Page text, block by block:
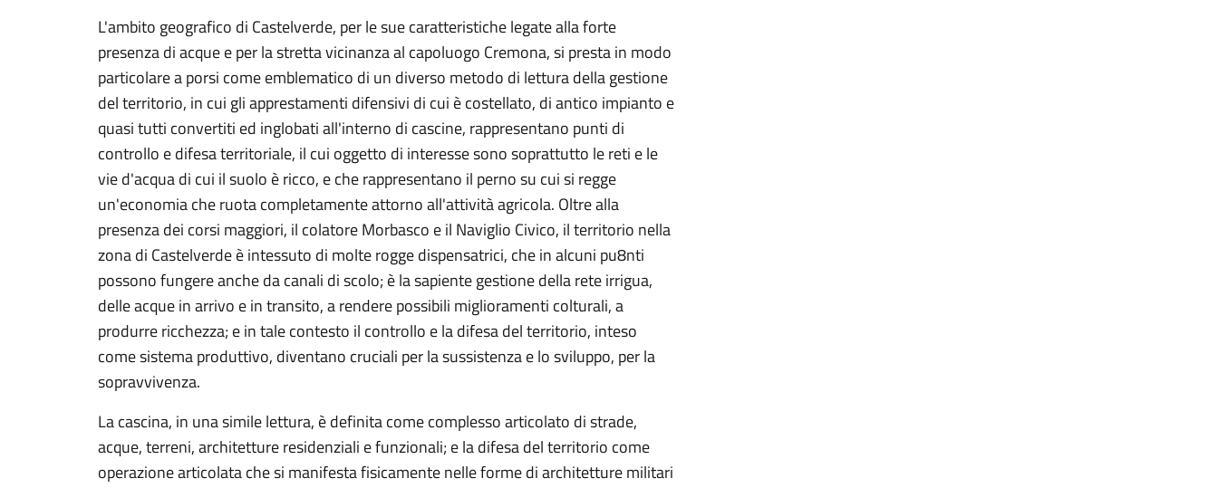
L'ambito geografico di Castelverde, per le sue caratteristiche legate alla forte
presenza di acque e per la stretta vicinanza al capoluogo Cremona, si presta in modo
particolare a porsi come emblematico di un diverso metodo di lettura della gestione
del territorio, in cui gli apprestamenti difensivi di cui è costellato, di antico impianto e
quasi tutti convertiti ed inglobati all'interno di cascine, rappresentano punti di
controllo e difesa territoriale, il cui oggetto di interesse sono soprattutto le reti e le
vie d'acqua di cui il suolo è ricco, e che rappresentano il perno su cui si regge
un'economia che ruota completamente attorno all'attività agricola. Oltre alla
presenza dei corsi maggiori, il colatore Morbasco e il Naviglio Civico, il territorio nella
zona di Castelverde è intessuto di molte rogge dispensatrici, che in alcuni pu8nti
possono fungere anche da canali di scolo; è la sapiente gestione della rete irrigua,
delle acque in arrivo e in transito, a rendere possibili miglioramenti colturali, a
produrre ricchezza; e in tale contesto il controllo e la difesa del territorio, inteso
come sistema produttivo, diventano cruciali per la sussistenza e lo sviluppo, per la
sopravvivenza.
La cascina, in una simile lettura, è definita come complesso articolato di strade,
acque, terreni, architetture residenziali e funzionali; e la difesa del territorio come
operazione articolata che si manifesta fisicamente nelle forme di architetture militari